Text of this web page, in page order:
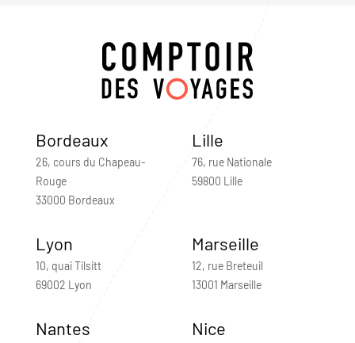
Bordeaux
26, cours du Chapeau-
Rouge
33000 Bordeaux
Lille
76, rue Nationale
59800 Lille
Lyon
10, quai Tilsitt
69002 Lyon
Marseille
12, rue Breteuil
13001 Marseille
Nantes Nice